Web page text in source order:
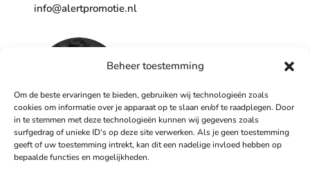
Beheer toestemming
Om de beste ervaringen te bieden, gebruiken wij technologieën zoals
cookies om informatie over je apparaat op te slaan en/of te raadplegen. Door
in te stemmen met deze technologieën kunnen wij gegevens zoals
surfgedrag of unieke ID's op deze site verwerken. Als je geen toestemming
geeft of uw toestemming intrekt, kan dit een nadelige invloed hebben op
bepaalde functies en mogelijkheden.
info@alertpromotie.nl
Sandra Peters:
06 – 26 050 230